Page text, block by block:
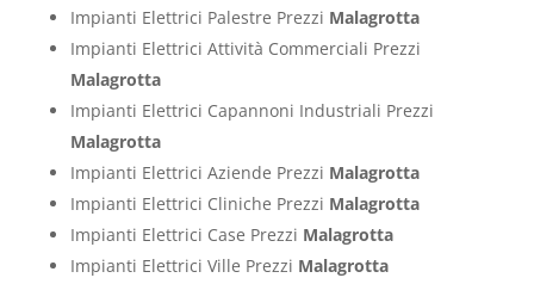
Impianti Elettrici Palestre Prezzi Malagrotta
Impianti Elettrici Attività Commerciali Prezzi
Malagrotta
Impianti Elettrici Capannoni Industriali Prezzi
Malagrotta
Impianti Elettrici Aziende Prezzi Malagrotta
Impianti Elettrici Cliniche Prezzi Malagrotta
Impianti Elettrici Case Prezzi Malagrotta
Impianti Elettrici Ville Prezzi Malagrotta